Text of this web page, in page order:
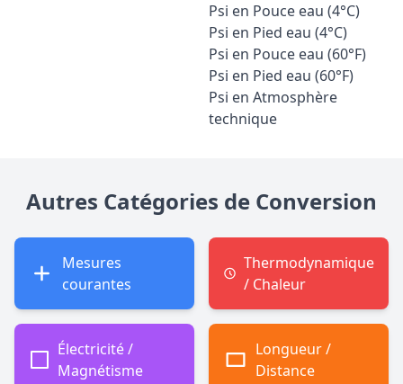
Psi en Pouce eau (4°C)
Psi en Pied eau (4°C)
Psi en Pouce eau (60°F)
Psi en Pied eau (60°F)
Psi en Atmosphère
technique
Autres Catégories de Conversion
Mesures
courantes
Thermodynamique
/ Chaleur
Électricité /
Magnétisme
Longueur /
Distance